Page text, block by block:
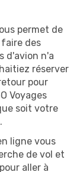
permet de
des
d'avion n'a
réserver
pour
Voyages
soit votre
ligne vous
de vol et
aller à